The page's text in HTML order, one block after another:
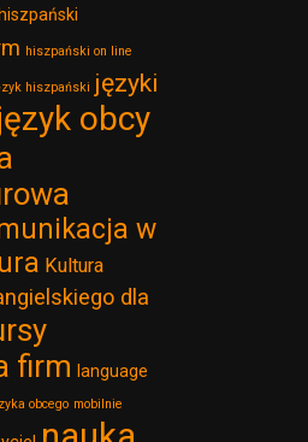
hiszpański
hiszpański on line
hiszpański języki
obcy
w
Kultura
dla
firm language
obcego mobilnie